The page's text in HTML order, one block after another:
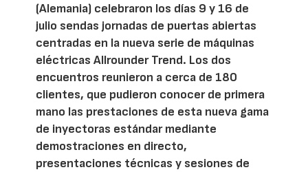
(Alemania) celebraron los días 9 y 16 de
julio sendas jornadas de puertas abiertas
centradas en la nueva serie de máquinas
eléctricas Allrounder Trend. Los dos
encuentros reunieron a cerca de 180
clientes, que pudieron conocer de primera
mano las prestaciones de esta nueva gama
de inyectoras estándar mediante
demostraciones en directo,
presentaciones técnicas y sesiones de